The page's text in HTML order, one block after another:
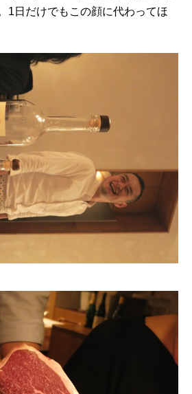
1日だけでもこの顔に代わってほ